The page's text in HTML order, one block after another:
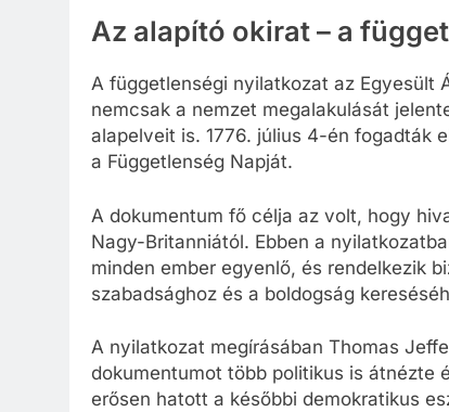
Az alapító okirat – a
A függetlenségi nyilatkozat az Egyesült
nemcsak a nemzet megalakulását
alapelveit is. 1776. július 4-én fogadták
a Függetlenség Napját.
A dokumentum fő célja az volt, hogy
Nagy-Britanniától. Ebben a
minden ember egyenlő, és rendelkezik
szabadsághoz és a boldogság
A nyilatkozat megírásában Thomas
dokumentumot több politikus is átnézte
erősen hatott a későbbi demokratikus